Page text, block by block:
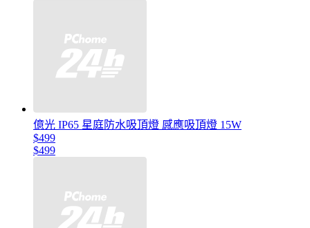
億光 IP65 星庭防水吸頂燈 感應吸頂燈 15W
$499
$499